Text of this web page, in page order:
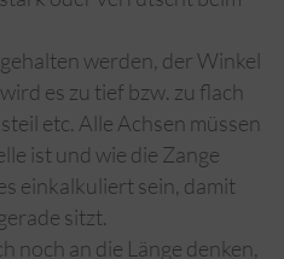
werden, der Winkel
es zu tief bzw. zu flach
etc. Alle Achsen müssen
ist und wie die Zange
einkalkuliert sein, damit
sitzt.
noch an die Länge denken,